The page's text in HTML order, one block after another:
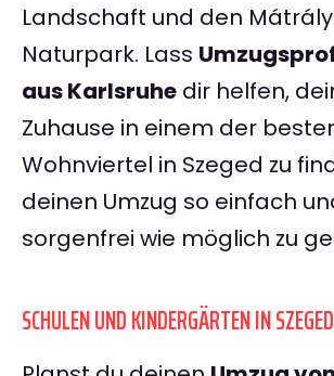
Landschaft und den Mátrály
Naturpark. Lass
aus Karlsruhe dir helfen,
Zuhause in einem der
Wohnviertel in Szeged zu
deinen Umzug so einfach
sorgenfrei wie möglich zu
SCHULEN UND KINDERGÄRTEN IN SZEGED